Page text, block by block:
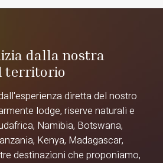
dalla nostra
territorio
diretta del nostro
lodge, riserve naturali e
Namibia, Botswana,
Kenya, Madagascar,
destinazioni che proponiamo,